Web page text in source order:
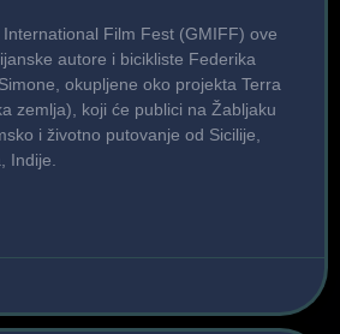
Film Fest (GMIFF) ove
autore i bicikliste Federika
okupljene oko projekta Terra
zemlja), koji će publici na Žabljaku
i životno putovanje od Sicilije,
Indije.